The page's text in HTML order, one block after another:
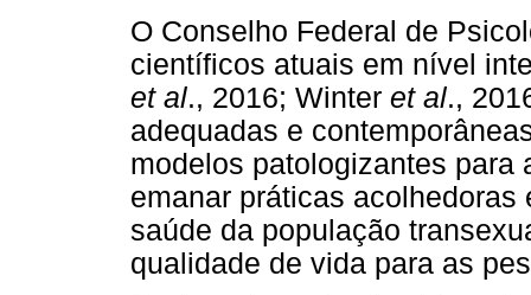
O Conselho Federal de
científicos atuais em nível
et al., 2016; Winter et al.,
adequadas e
modelos patologizantes para
emanar práticas
saúde da população
qualidade de vida para as